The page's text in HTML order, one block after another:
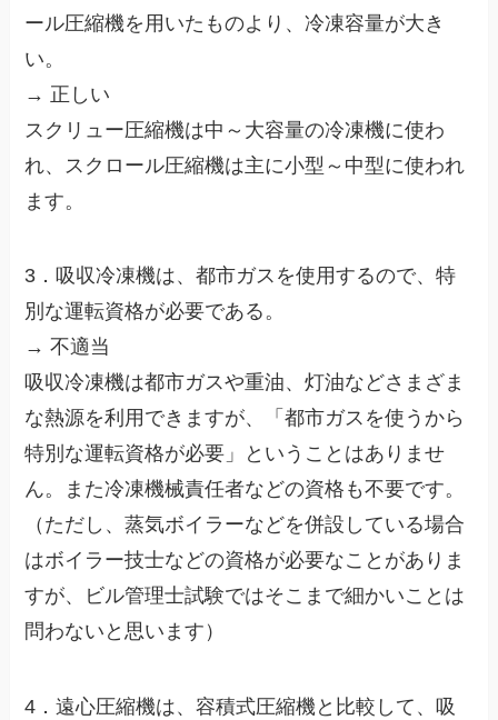
ール圧縮機を用いたものより、冷凍容量が大き
い。
→ 正しい
スクリュー圧縮機は中～大容量の冷凍機に使わ
れ、スクロール圧縮機は主に小型～中型に使われ
ます。
3．吸収冷凍機は、都市ガスを使用するので、特
別な運転資格が必要である。
→ 不適当
吸収冷凍機は都市ガスや重油、灯油などさまざま
な熱源を利用できますが、「都市ガスを使うから
特別な運転資格が必要」ということはありませ
ん。また冷凍機械責任者などの資格も不要です。
（ただし、蒸気ボイラーなどを併設している場合
はボイラー技士などの資格が必要なことがありま
すが、ビル管理士試験ではそこまで細かいことは
問わないと思います）
4．遠心圧縮機は、容積式圧縮機と比較して、吸